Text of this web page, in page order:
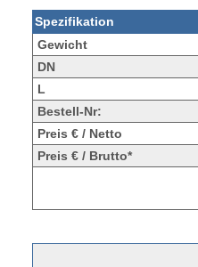
Spezifikation
Gewicht
DN
L
Bestell-Nr:
Preis € / Netto
Preis € / Brutto*